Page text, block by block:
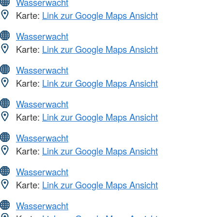
Karte: Link zur Google Maps Ansicht
Wasserwacht
Karte: Link zur Google Maps Ansicht
Wasserwacht
Karte: Link zur Google Maps Ansicht
Wasserwacht
Karte: Link zur Google Maps Ansicht
Wasserwacht
Karte: Link zur Google Maps Ansicht
Wasserwacht
Karte: Link zur Google Maps Ansicht
Wasserwacht